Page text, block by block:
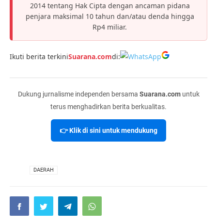
2014 tentang Hak Cipta dengan ancaman pidana
penjara maksimal 10 tahun dan/atau denda hingga
Rp4 miliar.
Ikuti berita terkiniSuarana.comdi:
Dukung jurnalisme independen bersama Suarana.comuntuk
terus menghadirkan berita berkualitas.
👉 Klik di sini untuk mendukung
DAERAH